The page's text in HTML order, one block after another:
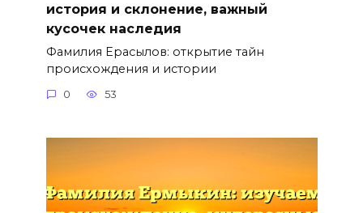
история и склонение, важный
кусочек наследия
Фамилия Ерасылов: открытие тайн
происхождения и истории
0 53